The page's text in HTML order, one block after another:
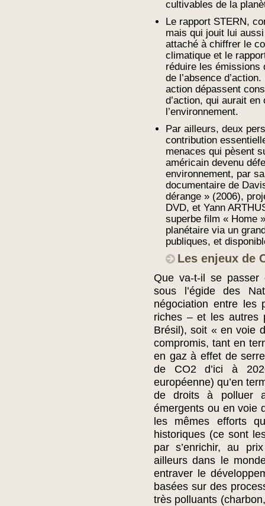
cultivables de la
Le rapport STERN,
mais qui jouit lui aussi
attaché à chiffrer le
climatique et le
réduire les émissions
de l’absence
action dépassent
d’action, qui aurait
l’environnement.
Par ailleurs, deux
contribution
menaces qui pèsent
américain devenu
environnement, par
documentaire de
dérange » (2006),
DVD, et Yann
superbe film « Home
planétaire via un
publiques, et
Les enjeux de
Que va-t-il se passer
sous l’égide des
négociation entre les
riches – et les autres
Brésil), soit « en voie
compromis, tant en
en gaz à effet de
de CO2 d’ici à
européenne) qu’en
de droits à polluer
émergents ou en voie
les mêmes efforts
historiques (ce sont
par s’enrichir, au
ailleurs dans le
entraver le
basées sur des
très polluants